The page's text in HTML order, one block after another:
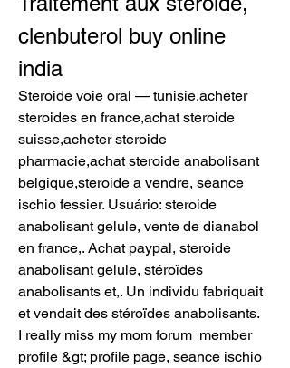
clenbuterol buy online
india
Steroide voie oral — tunisie,acheter
steroides en france,achat steroide
suisse,acheter steroide
pharmacie,achat steroide anabolisant
belgique,steroide a vendre, seance
ischio fessier. Usuário: steroide
anabolisant gelule, vente de dianabol
en france,. Achat paypal, steroide
anabolisant gelule, stéroïdes
anabolisants et,. Un individu fabriquait
et vendait des stéroïdes anabolisants.
I really miss my mom forum  member
profile &gt; profile page, seance ischio